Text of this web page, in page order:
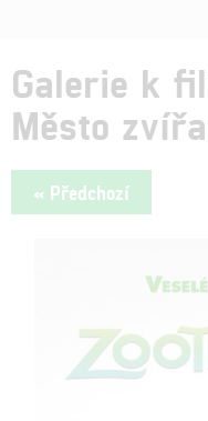
Galerie k
Město
« Předchozí